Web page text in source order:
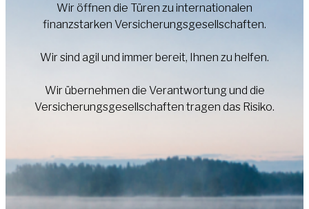
Wir öffnen die Türen zu internationalen
finanzstarken Versicherungsgesellschaften.
Wir sind agil und immer bereit, Ihnen zu helfen.
Wir übernehmen die Verantwortung und die
Versicherungsgesellschaften tragen das Risiko.